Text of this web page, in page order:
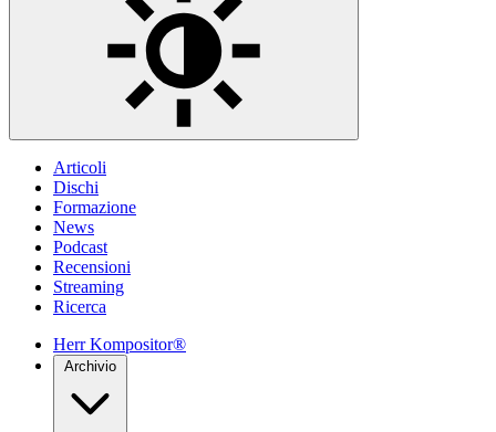
Articoli
Dischi
Formazione
News
Podcast
Recensioni
Streaming
Ricerca
Herr Kompositor®
Archivio